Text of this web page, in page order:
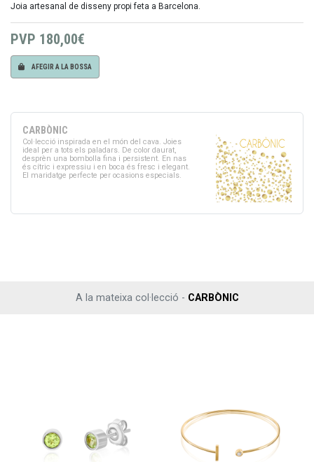
Joia artesanal de disseny propi feta a Barcelona.
PVP 180,00€
AFEGIR A LA BOSSA
CARBÒNIC
Col·lecció inspirada en el món del cava. Joies
ideal per a tots els paladars. De color daurat,
desprèn una bombolla fina i persistent. En nas
és cítric i expressiu i en boca és fresc i elegant.
El maridatge perfecte per ocasions especials.
A la mateixa col·lecció - CARBÒNIC